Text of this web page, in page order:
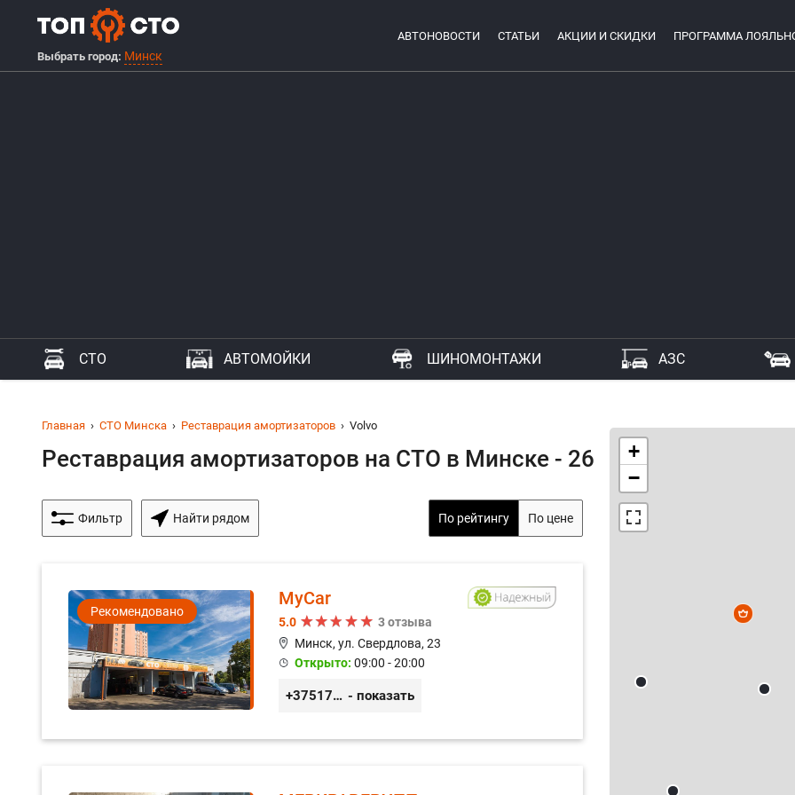
Выбрать город: Минск
АВТОНОВОСТИ СТАТЬИ АКЦИИ И СКИДКИ ПРОГРАММА
СТО АВТОМОЙКИ ШИНОМОНТАЖИ АЗС
Главная СТО Минска Реставрация амортизаторов Volvo
Реставрация амортизаторов на СТО в Минске - 26
Фильтр Найти рядом По рейтингу По цене
Рекомендовано
MyCar
5.0
3 отзыва
Минск, ул. Свердлова, 23
Открыто: 09:00 - 20:00
+375173212443 - показать
+
−